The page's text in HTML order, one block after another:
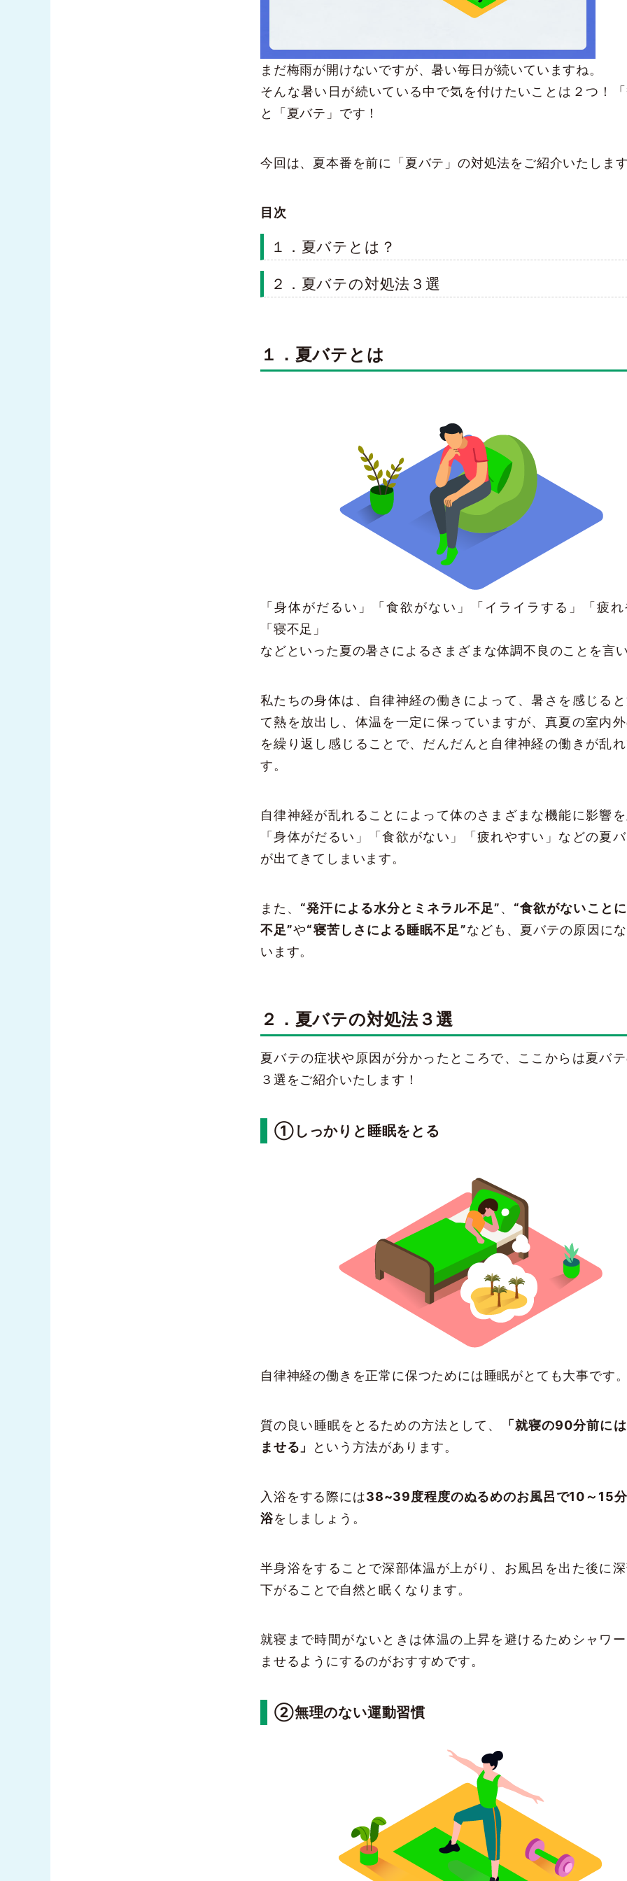
まだ梅雨が開けないですが、暑い毎日が続いていますね。
そんな暑い日が続いている中で気を付けたいことは２つ！
と「夏バテ」です！
今回は、夏本番を前に「夏バテ」の対処法をご紹介いたしま
目次
１．夏バテとは？
２．夏バテの対処法３選
１．夏バテとは
「身体がだるい」「食欲がない」「イライラする」「疲
「寝不足」
などといった夏の暑さによるさまざまな体調不良のことを言
私たちの身体は、自律神経の働きによって、暑さを感じる
て熱を放出し、体温を一定に保っていますが、真夏の室内
を繰り返し感じることで、だんだんと自律神経の働きが乱
す。
自律神経が乱れることによって体のさまざまな機能に影響
「身体がだるい」「食欲がない」「疲れやすい」などの夏
が出てきてしまいます。
また、 “発汗による水分とミネラル不足”、 “食欲がないこと
不足”や“寝苦しさによる睡眠不足”なども、夏バテの原因に
います。
２．夏バテの対処法３選
夏バテの症状や原因が分かったところで、ここからは夏バ
３選をご紹介いたします！
①しっかりと睡眠をとる
自律神経の働きを正常に保つためには睡眠がとても大事です
質の良い睡眠をとるための方法として、
「就寝の90分前に
ませる」
という方法があります。
入浴をする際には38~39度程度のぬるめのお風呂で10～15
浴をしましょう。
半身浴をすることで深部体温が上がり、お風呂を出た後に
下がることで自然と眠くなります。
就寝まで時間がないときは体温の上昇を避けるためシャワ
ませるようにするのがおすすめです。
②無理のない運動習慣